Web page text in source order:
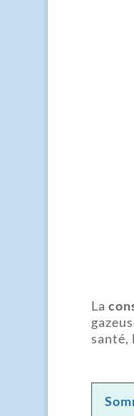
La
santé,